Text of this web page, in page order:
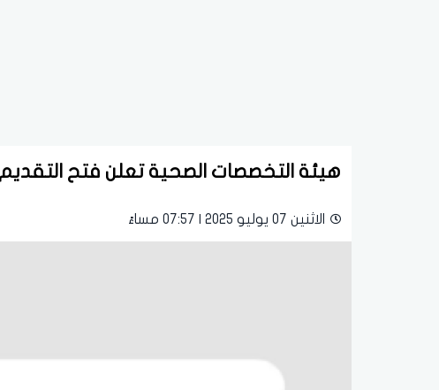
هيئة التخصصات الصحية تعلن فتح التقديم
الاثنين 07 يوليو 2025 | 07:57 مساءً